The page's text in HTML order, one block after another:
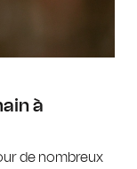
à
de nombreux